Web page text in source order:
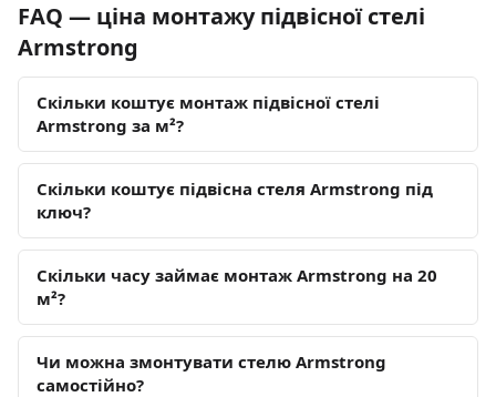
FAQ — ціна монтажу підвісної стелі
Armstrong
Скільки коштує монтаж підвісної стелі
Armstrong за м²?
Скільки коштує підвісна стеля Armstrong під
ключ?
Скільки часу займає монтаж Armstrong на 20
м²?
Чи можна змонтувати стелю Armstrong
самостійно?